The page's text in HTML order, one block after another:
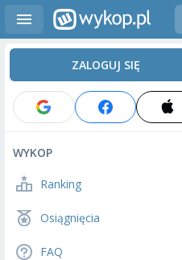
ZALOGUJ SIĘ
WYKOP
Ranking
Osiągnięcia
FAQ